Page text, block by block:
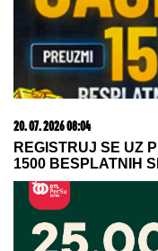
15. 07. 2026 07:44
Većina građana
letovanje - ovih 7